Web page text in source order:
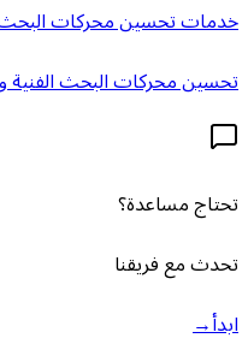
خدمات تحسين محركات
تحسين محركات البحث الفنية
تحتاج مساعدة؟
تحدث مع فريقنا
ابدأ→